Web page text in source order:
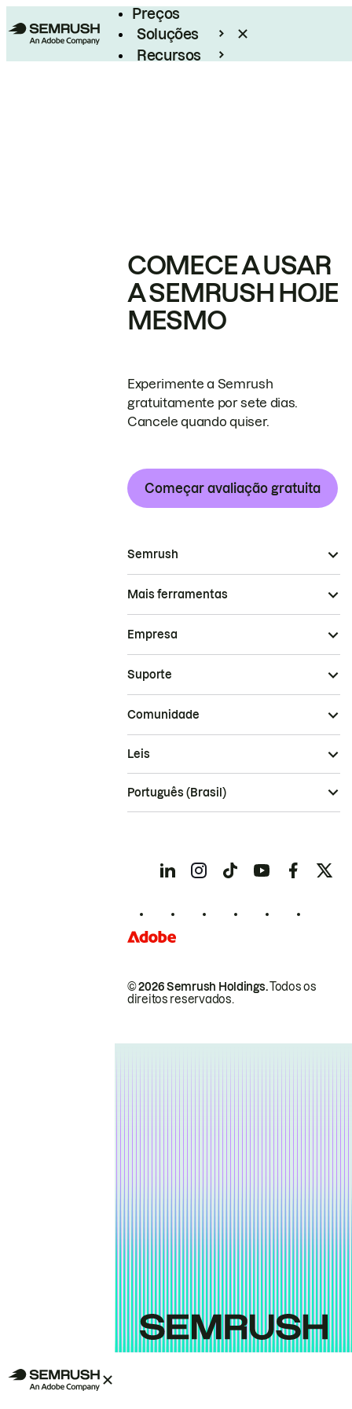
Preços
Soluções
Recursos
COMECE A USAR
A SEMRUSH HOJE
MESMO
Experimente a Semrush
gratuitamente por sete dias.
Cancele quando quiser.
Começar avaliação gratuita
Semrush
Mais ferramentas
Empresa
Suporte
Comunidade
© 2026 Semrush Holdings.Todos os
direitos reservados.
Leis
Português (Brasil)